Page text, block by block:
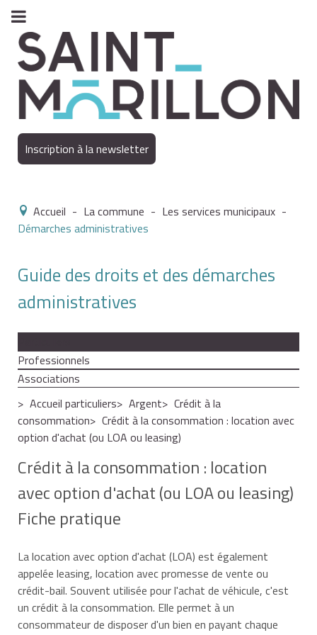
Inscription à la newsletter
Accueil - La commune - Les services municipaux -
Démarches administratives
Guide des droits et des démarches
administratives
Professionnels
Associations
Accueil particuliers
Argent
Crédit à la
consommation
Crédit à la consommation : location avec
option d'achat (ou LOA ou leasing)
Crédit à la consommation : location
avec option d'achat (ou LOA ou leasing)
Fiche pratique
La location avec option d'achat (LOA) est également
appelée leasing, location avec promesse de vente ou
crédit-bail. Souvent utilisée pour l'achat de véhicule, c'est
un crédit à la consommation. Elle permet à un
consommateur de disposer d'un bien en payant chaque